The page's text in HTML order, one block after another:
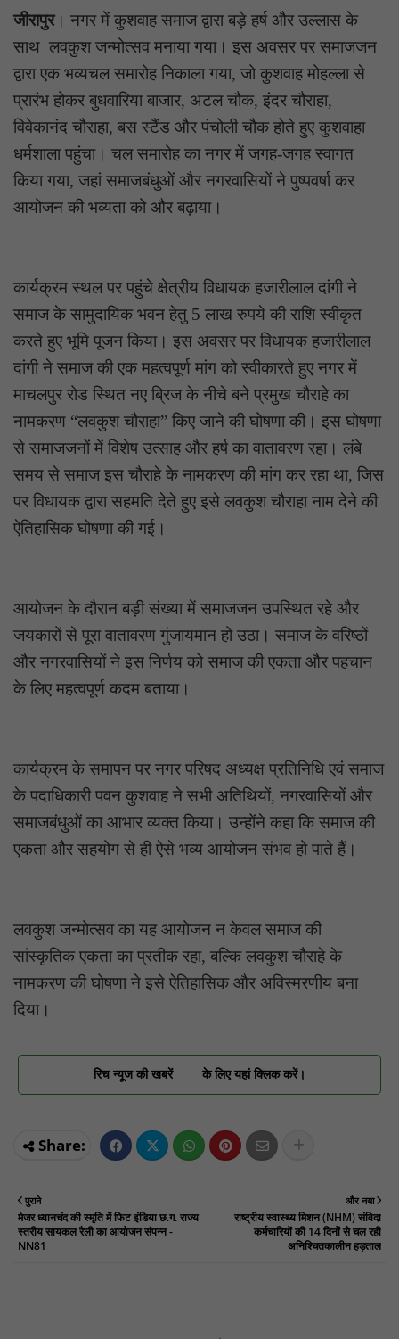
जीरापुर। नगर में कुशवाह समाज द्वारा बड़े हर्ष और उल्लास के
साथ लवकुश जन्मोत्सव मनाया गया। इस अवसर पर समाजजन
द्वारा एक भव्यचल समारोह निकाला गया, जो कुशवाह मोहल्ला से
प्रारंभ होकर बुधवारिया बाजार, अटल चौक, इंदर चौराहा,
विवेकानंद चौराहा, बस स्टैंड और पंचोली चौक होते हुए कुशवाहा
धर्मशाला पहुंचा। चल समारोह का नगर में जगह-जगह स्वागत
किया गया, जहां समाजबंधुओं और नगरवासियों ने पुष्पवर्षा कर
आयोजन की भव्यता को और बढ़ाया।
कार्यक्रम स्थल पर पहुंचे क्षेत्रीय विधायक हजारीलाल दांगी ने
समाज के सामुदायिक भवन हेतु 5 लाख रुपये की राशि स्वीकृत
करते हुए भूमि पूजन किया। इस अवसर पर विधायक हजारीलाल
दांगी ने समाज की एक महत्वपूर्ण मांग को स्वीकारते हुए नगर में
माचलपुर रोड स्थित नए ब्रिज के नीचे बने प्रमुख चौराहे का
नामकरण “लवकुश चौराहा” किए जाने की घोषणा की। इस घोषणा
से समाजजनों में विशेष उत्साह और हर्ष का वातावरण रहा। लंबे
समय से समाज इस चौराहे के नामकरण की मांग कर रहा था, जिस
पर विधायक द्वारा सहमति देते हुए इसे लवकुश चौराहा नाम देने की
ऐतिहासिक घोषणा की गई।
आयोजन के दौरान बड़ी संख्या में समाजजन उपस्थित रहे और
जयकारों से पूरा वातावरण गुंजायमान हो उठा। समाज के वरिष्ठों
और नगरवासियों ने इस निर्णय को समाज की एकता और पहचान
के लिए महत्वपूर्ण कदम बताया।
कार्यक्रम के समापन पर नगर परिषद अध्यक्ष प्रतिनिधि एवं समाज
के पदाधिकारी पवन कुशवाह ने सभी अतिथियों, नगरवासियों और
समाजबंधुओं का आभार व्यक्त किया। उन्होंने कहा कि समाज की
एकता और सहयोग से ही ऐसे भव्य आयोजन संभव हो पाते हैं।
लवकुश जन्मोत्सव का यह आयोजन न केवल समाज की
सांस्कृतिक एकता का प्रतीक रहा, बल्कि लवकुश चौराहे के
नामकरण की घोषणा ने इसे ऐतिहासिक और अविस्मरणीय बना
दिया।
रिच न्यूज की खबरें के लिए यहां क्लिक करें।
और नया
राष्ट्रीय स्वास्थ्य मिशन (NHM) संविदा
कर्मचारियों की 14 दिनों से चल रही
अनिश्चितकालीन हड़ताल
पुराने
मेजर ध्यानचंद की स्मृति में फिट इंडिया छ.ग. राज्य
स्तरीय सायकल रैली का आयोजन संपन्न -
NN81